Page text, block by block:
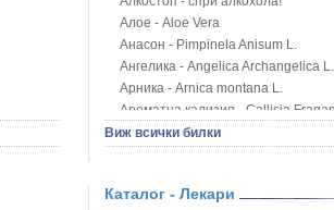
Алое - Aloe Vera
Анасон - Pimpinela Anisum L.
Ангелика - Angelica Archangelica L.
Арника - Arnica montana L.
Ароматна кализия - Callisia
Арония - Sorbus melanocorpa
Блатен аир - Acorus calamus L.
Виж всички билки
Каталог - Лекари